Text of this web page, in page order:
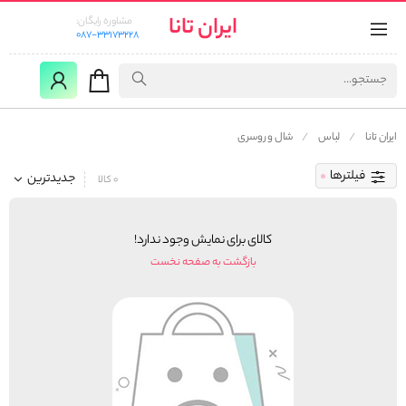
ایران تانا
مشاوره رایگان:
087-33173228
ایران تانا لباس شال و روسری
فیلترها جدیدترین 0 کالا
کالای برای نمایش وجود ندارد!
بازگشت به صفحه نخست